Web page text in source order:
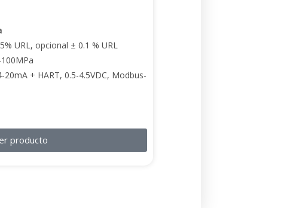
URL, opcional ± 0.1 % URL
20mA + HART, 0.5-4.5VDC, Modbus-
producto